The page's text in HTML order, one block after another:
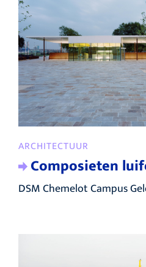
ARCHITECTUUR
Composieten
DSM Chemelot Campus